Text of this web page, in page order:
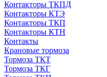
Контакторы ТКПД
Контакторы КТЭ
Контакторы ТКП
Контакторы КТН
Контакты
Крановые тормоза
Тормоза ТКТ
Тормоза ТКГ